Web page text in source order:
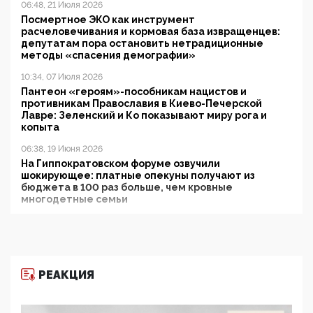
06:48, 21 Июля 2026
Посмертное ЭКО как инструмент
расчеловечивания и кормовая база извращенцев:
депутатам пора остановить нетрадиционные
методы «спасения демографии»
10:34, 07 Июля 2026
Пантеон «героям»-пособникам нацистов и
противникам Православия в Киево-Печерской
Лавре: Зеленский и Ко показывают миру рога и
копыта
06:38, 19 Июня 2026
На Гиппократовском форуме озвучили
шокирующее: платные опекуны получают из
бюджета в 100 раз больше, чем кровные
многодетные семьи
11:53, 09 Июня 2026
деятельность ИИТО ЮНЕСКО в России, но
РЕАКЦИЯ